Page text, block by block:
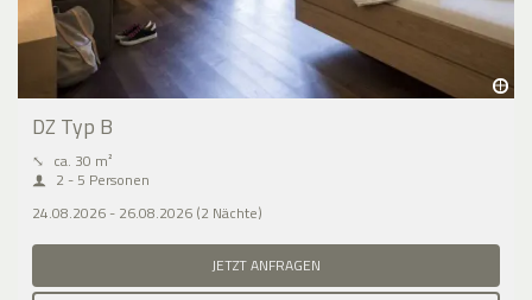
DZ Typ B
⤡ ca. 30 m²
2 - 5 Personen
24.08.2026 - 26.08.2026 (2 Nächte)
JETZT ANFRAGEN